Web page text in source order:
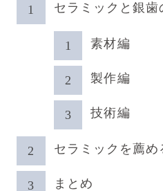
セラミックと銀歯
素材編
製作編
技術編
セラミックを薦め
まとめ